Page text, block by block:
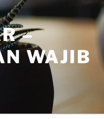
–
WAJIB